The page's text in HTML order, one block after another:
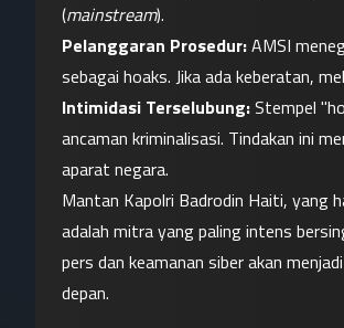
(mainstream).
Pelanggaran Prosedur: AMSI
sebagai hoaks. Jika ada keberatan,
Intimidasi Terselubung: Stempel
ancaman kriminalisasi. Tindakan ini
aparat negara.
Mantan Kapolri Badrodin Haiti, yang
adalah mitra yang paling intens
pers dan keamanan siber akan
depan.